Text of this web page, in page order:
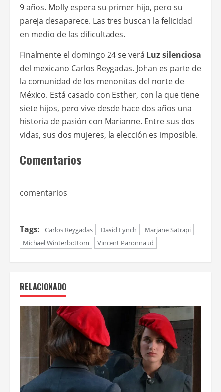
9 años. Molly espera su primer hijo, pero su
pareja desaparece. Las tres buscan la felicidad
en medio de las dificultades.
Finalmente el domingo 24 se verá Luz silenciosa
del mexicano Carlos Reygadas. Johan es parte de
la comunidad de los menonitas del norte de
México. Está casado con Esther, con la que tiene
siete hijos, pero vive desde hace dos años una
historia de pasión con Marianne. Entre sus dos
vidas, sus dos mujeres, la elección es imposible.
Comentarios
comentarios
Tags: Carlos Reygadas David Lynch
Marjane Satrapi
Michael Winterbottom
Vincent Paronnaud
RELACIONADO